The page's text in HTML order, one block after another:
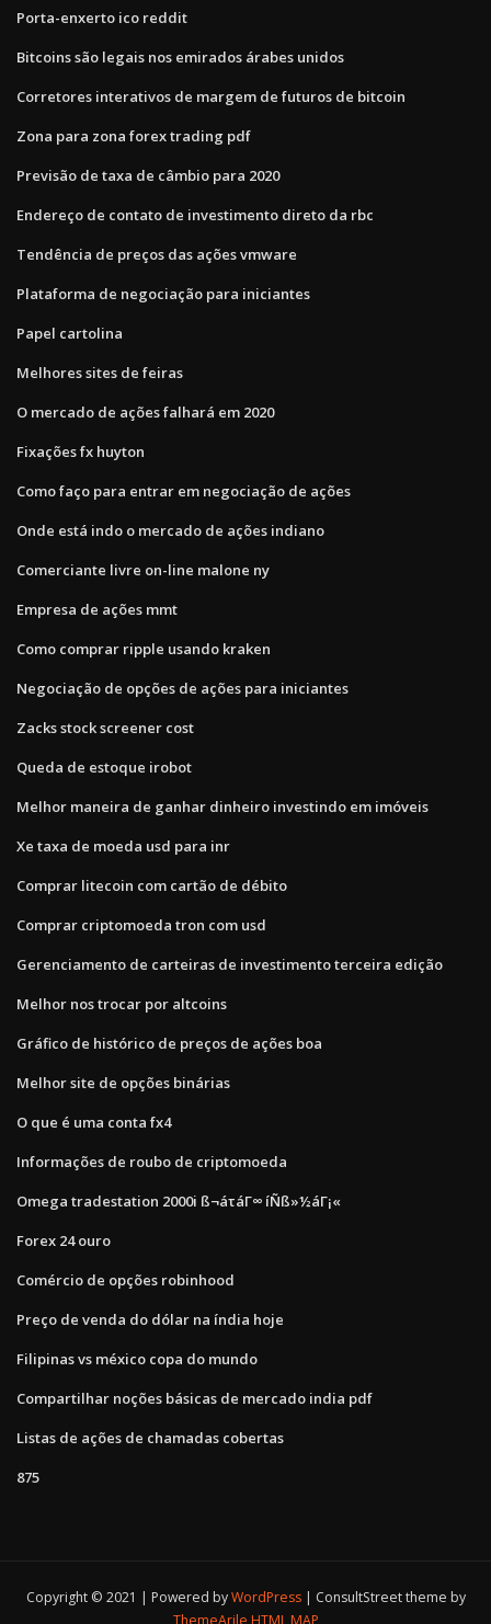
Porta-enxerto ico reddit
Bitcoins são legais nos emirados árabes unidos
Corretores interativos de margem de futuros de bitcoin
Zona para zona forex trading pdf
Previsão de taxa de câmbio para 2020
Endereço de contato de investimento direto da rbc
Tendência de preços das ações vmware
Plataforma de negociação para iniciantes
Papel cartolina
Melhores sites de feiras
O mercado de ações falhará em 2020
Fixações fx huyton
Como faço para entrar em negociação de ações
Onde está indo o mercado de ações indiano
Comerciante livre on-line malone ny
Empresa de ações mmt
Como comprar ripple usando kraken
Negociação de opções de ações para iniciantes
Zacks stock screener cost
Queda de estoque irobot
Melhor maneira de ganhar dinheiro investindo em imóveis
Xe taxa de moeda usd para inr
Comprar litecoin com cartão de débito
Comprar criptomoeda tron ​​com usd
Gerenciamento de carteiras de investimento terceira edição
Melhor nos trocar por altcoins
Gráfico de histórico de preços de ações boa
Melhor site de opções binárias
O que é uma conta fx4
Informações de roubo de criptomoeda
Omega tradestation 2000i ß¬áτáΓ∞ íÑß»½áΓ¡«
Forex 24 ouro
Comércio de opções robinhood
Preço de venda do dólar na índia hoje
Filipinas vs méxico copa do mundo
Compartilhar noções básicas de mercado india pdf
Listas de ações de chamadas cobertas
875
Copyright © 2021 | Powered byWordPress
ConsultStreet theme by